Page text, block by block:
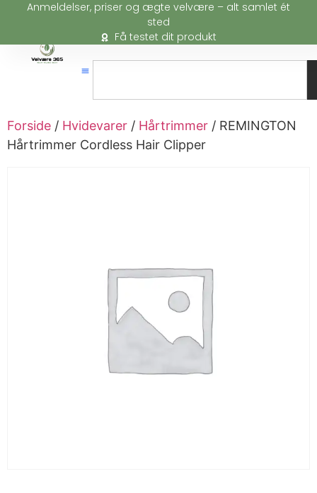
Anmeldelser, priser og ægte velvære – alt samlet ét
sted
Få testet dit produkt
Forside / Hvidevarer / Hårtrimmer / REMINGTON
Hårtrimmer Cordless Hair Clipper